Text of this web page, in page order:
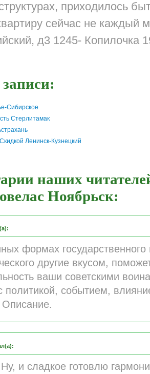
приходилось
сейчас не каждый
д3 1245- Копилочка
Сибирское
Стерлитамак
Ленинск-Кузнецкий
наших
Ноябрьск:
формах государственного
другие вкусом,
ваши советскими
политикой, событием,
и сладкое готовлю